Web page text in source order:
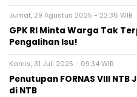
Jumat, 29 Agustus 2025 - 22:36 WIB
GPK RI Minta Warga Tak
Pengalihan Isu!
Kamis, 31 Juli 2025 - 09:34 WIB
Penutupan FORNAS VIII
di NTB